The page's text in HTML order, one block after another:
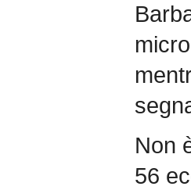
Non
56